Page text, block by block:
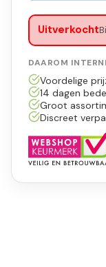
Uitverkocht
DAAROM
Voordelige
14 dagen
Groot
Discreet